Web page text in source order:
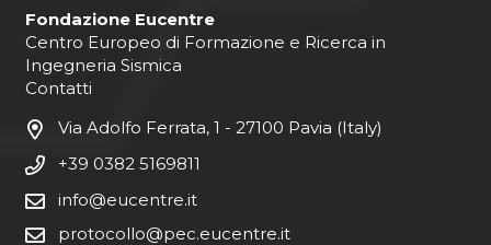
Fondazione Eucentre
Centro Europeo di Formazione e Ricerca in
Ingegneria Sismica
Contatti
Via Adolfo Ferrata, 1 - 27100 Pavia (Italy)
+39 0382 5169811
info@eucentre.it
protocollo@pec.eucentre.it